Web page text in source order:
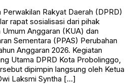
Perwakilan Rakyat Daerah (DPRD)
rapat sosialisasi dari pihak
Anggaran (KUA) dan
Sementara (PPAS) Perubahan
Anggaran 2026. Kegiatan
Utama DPRD Kota Probolinggo,
dipimpin langsung oleh Ketua
Laksmi Syntha […]